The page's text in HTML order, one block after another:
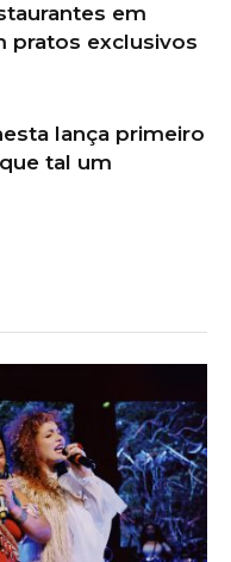
em
pratos exclusivos
lança primeiro
tal um